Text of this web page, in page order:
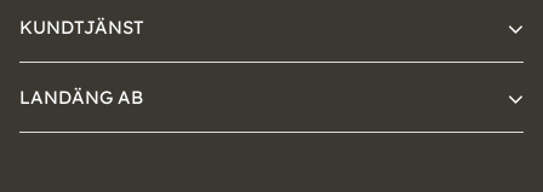
KUNDTJÄNST
LANDÄNG AB